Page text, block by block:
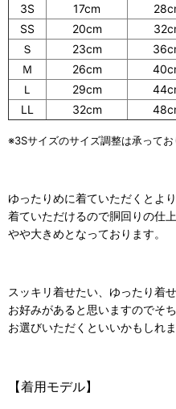
3S
17cm
SS
20cm
Ｓ
23cm
Ｍ
26cm
Ｌ
29cm
LL
32cm
※3Sサイズのサイズ調整は承ってお
ゆったりめに着ていただくとよ
着ていただけるので胴回りの仕
やや大きめとなっております。
スッキリ着せたい、ゆったり着
お好みがあると思いますのでそ
お選びいただくといいかもしれま
【着用モデル】